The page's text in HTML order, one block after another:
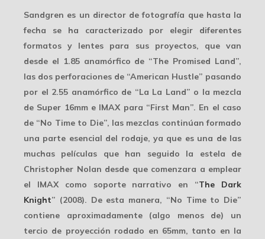
Sandgren es un director de fotografía que hasta la
fecha se ha caracterizado por elegir diferentes
formatos y lentes para sus proyectos, que van
desde el 1.85 anamórfico de “The Promised Land”,
las dos perforaciones de “American Hustle” pasando
por el 2.55 anamórfico de “La La Land” o la mezcla
de Super 16mm e IMAX para “First Man”. En el caso
de “No Time to Die”, las mezclas continúan formado
una parte esencial del rodaje, ya que es una de las
muchas películas que han seguido la estela de
Christopher Nolan desde que comenzara a emplear
el IMAX como soporte narrativo en “The Dark
Knight” (2008). De esta manera, “No Time to Die”
contiene aproximadamente (algo menos de) un
tercio de proyección rodado en 65mm, tanto en la